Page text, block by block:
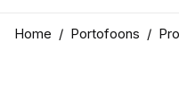
Home / Portofoons /